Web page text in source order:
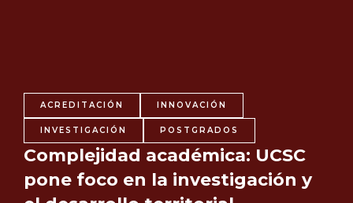
ACREDITACIÓN INNOVACIÓN
INVESTIGACIÓN POSTGRADOS
Complejidad académica: UCSC
pone foco en la investigación y